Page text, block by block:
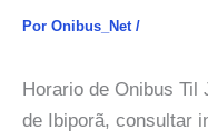
Por Onibus_Net /
Horario de Onibus Til
de Ibiporã, consultar